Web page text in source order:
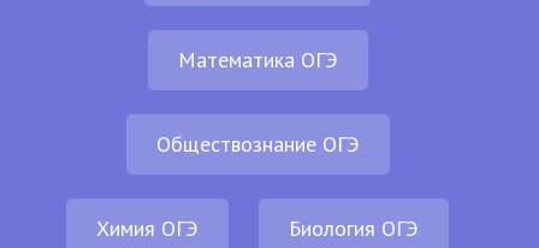
Математика ОГЭ
Обществознание ОГЭ
Химия ОГЭ Биология ОГЭ